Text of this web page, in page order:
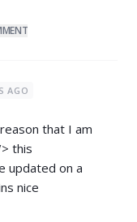
AGO
that I am
this
updated on a
nice